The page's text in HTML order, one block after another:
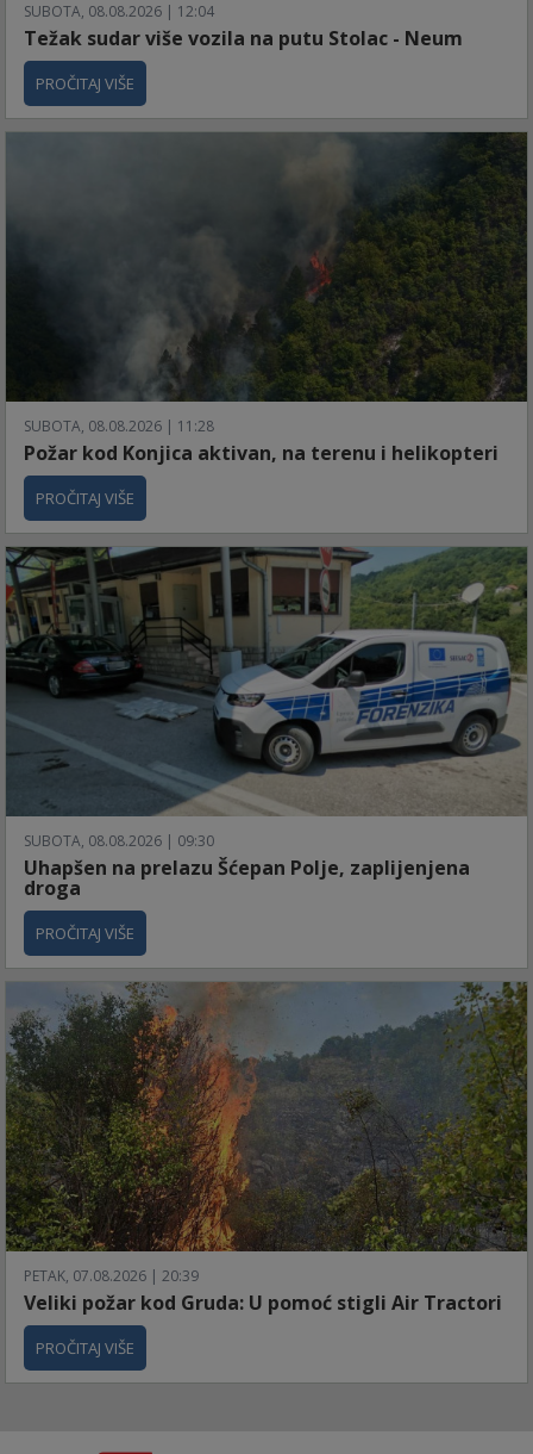
SUBOTA, 08.08.2026 | 12:04
Težak sudar više vozila na putu Stolac - Neum
PROČITAJ VIŠE
SUBOTA, 08.08.2026 | 11:28
Požar kod Konjica aktivan, na terenu i helikopteri
PROČITAJ VIŠE
SUBOTA, 08.08.2026 | 09:30
Uhapšen na prelazu Šćepan Polje, zaplijenjena
droga
PROČITAJ VIŠE
PETAK, 07.08.2026 | 20:39
Veliki požar kod Gruda: U pomoć stigli Air Tractori
PROČITAJ VIŠE